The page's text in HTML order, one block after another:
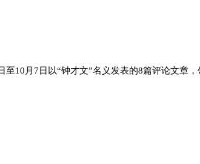
10月7日以“钟才文”名义发表的8篇评论文章